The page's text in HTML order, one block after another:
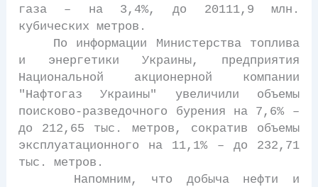
газа – на 3,4%, до 20111,9 млн.
кубических метров.
По информации Министерства топлива
и энергетики Украины, предприятия
Национальной акционерной компании
"Нафтогаз Украины" увеличили объемы
поисково-разведочного бурения на 7,6% –
до 212,65 тыс. метров, сократив объемы
эксплуатационного на 11,1% – до 232,71
тыс. метров.
Напомним, что добыча нефти и